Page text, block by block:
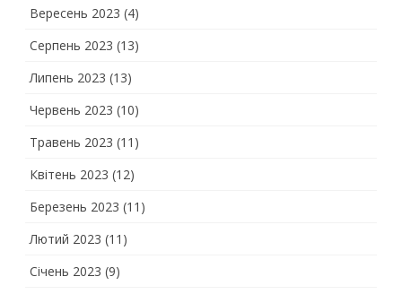
Вересень 2023 (4)
Серпень 2023 (13)
Липень 2023 (13)
Червень 2023 (10)
Травень 2023 (11)
Квітень 2023 (12)
Березень 2023 (11)
Лютий 2023 (11)
Січень 2023 (9)